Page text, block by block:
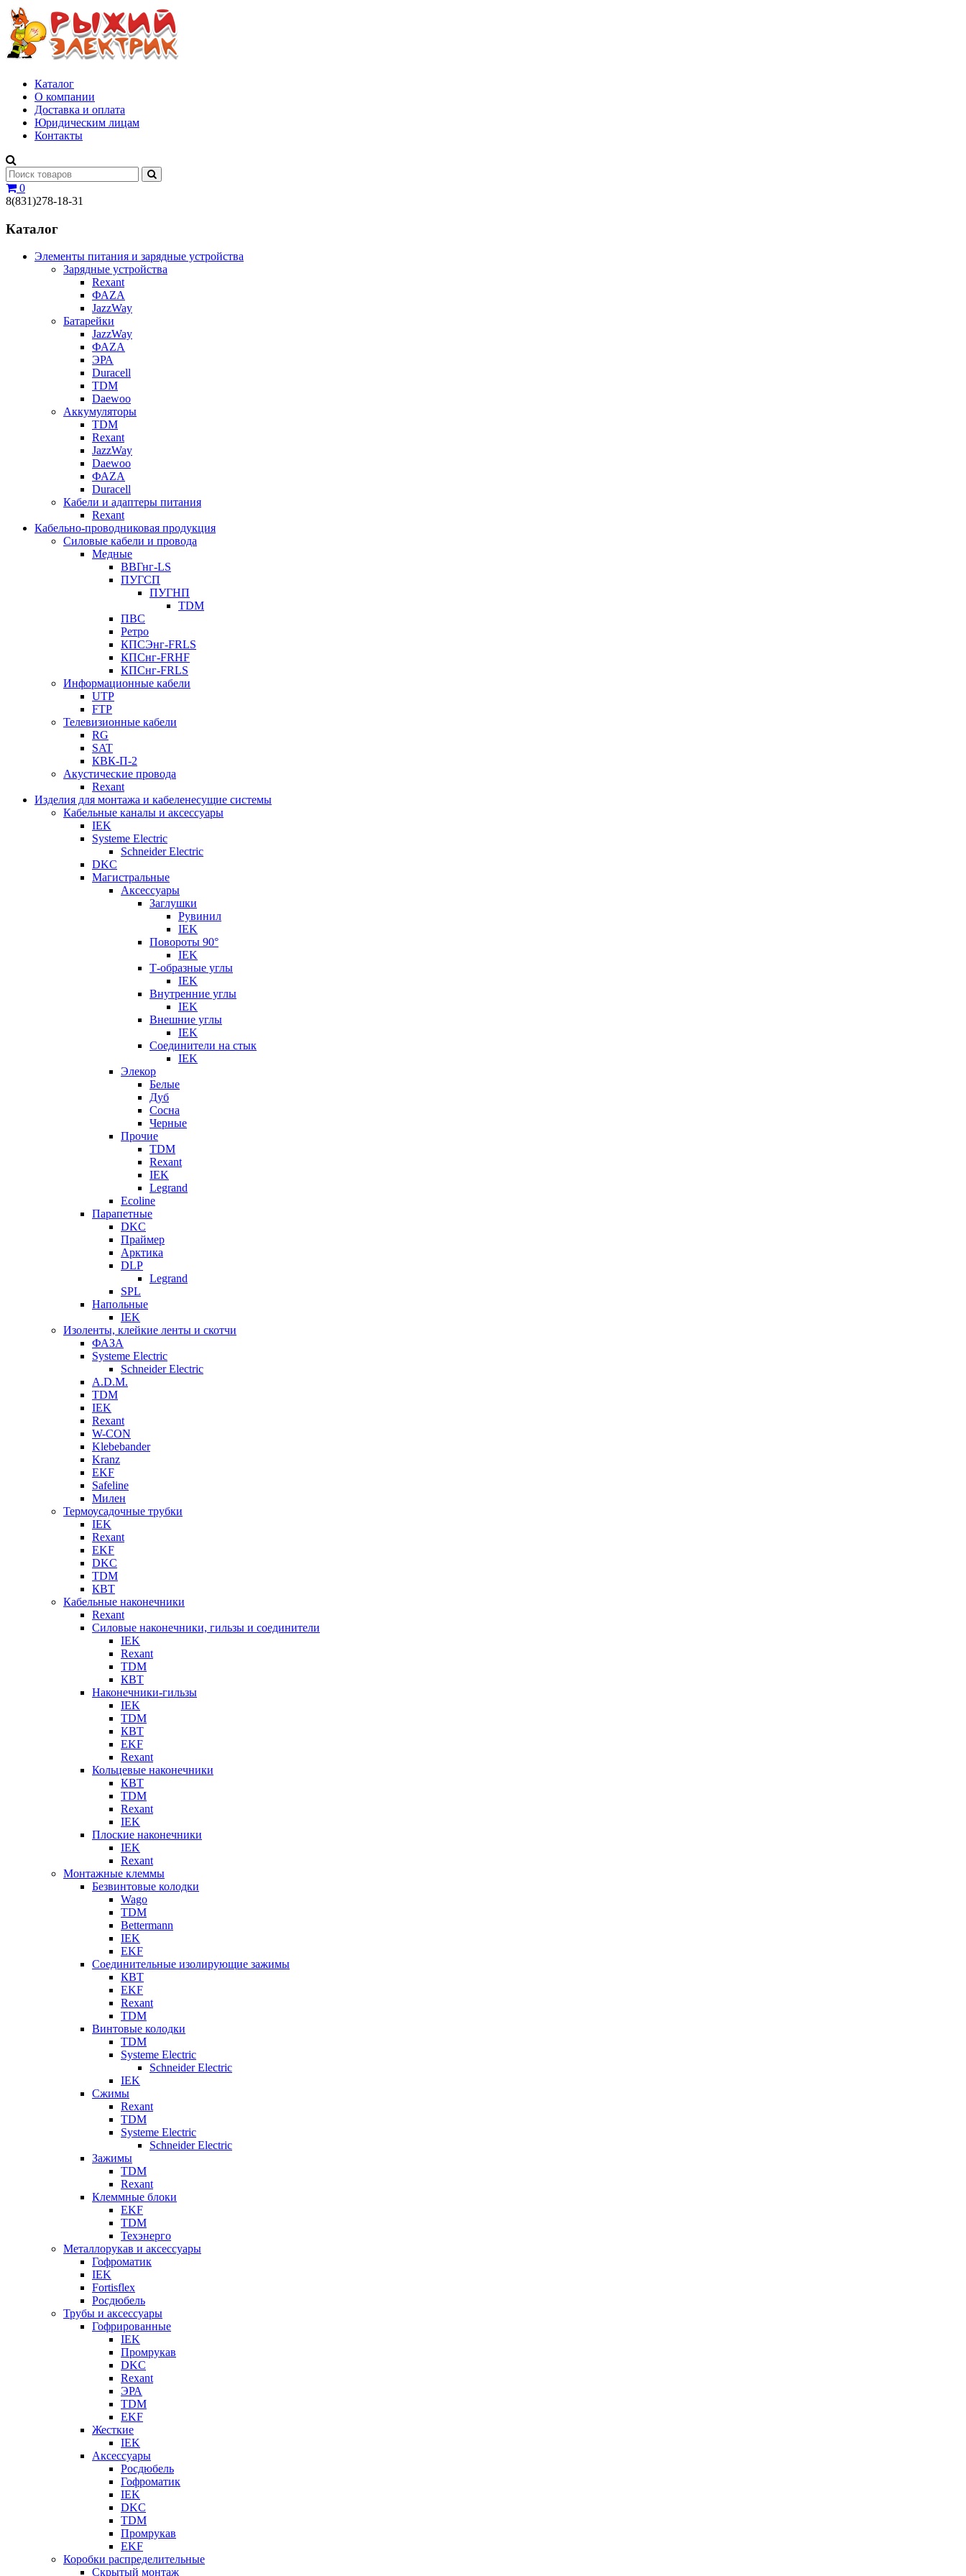
Каталог
О компании
Доставка и оплата
Юридическим лицам
Контакты
0
8(831)278-18-31
Каталог
Элементы питания и зарядные устройства
Зарядные устройства
Rexant
ФАZА
JazzWay
Батарейки
JazzWay
ФАZА
ЭРА
Duracell
TDM
Daewoo
Аккумуляторы
TDM
Rexant
JazzWay
Daewoo
ФАZА
Duracell
Кабели и адаптеры питания
Rexant
Кабельно-проводниковая продукция
Силовые кабели и провода
Медные
ВВГнг-LS
ПУГСП
ПУГНП
TDM
ПВС
Ретро
КПСЭнг-FRLS
КПСнг-FRHF
КПСнг-FRLS
Информационные кабели
UTP
FTP
Телевизионные кабели
RG
SAT
КВК-П-2
Акустические провода
Rexant
Изделия для монтажа и кабеленесущие системы
Кабельные каналы и аксессуары
IEK
Systeme Electric
Schneider Electric
DKC
Магистральные
Аксессуары
Заглушки
Рувинил
IEK
Повороты 90°
IEK
Т-образные углы
IEK
Внутренние углы
IEK
Внешние углы
IEK
Соединители на стык
IEK
Элекор
Белые
Дуб
Сосна
Черные
Прочие
TDM
Rexant
IEK
Legrand
Ecoline
Парапетные
DKC
Праймер
Арктика
DLP
Legrand
SPL
Напольные
IEK
Изоленты, клейкие ленты и скотчи
ФАЗА
Systeme Electric
Schneider Electric
A.D.M.
TDM
IEK
Rexant
W-CON
Klebebander
Kranz
EKF
Safeline
Милен
Термоусадочные трубки
IEK
Rexant
EKF
DKC
TDM
КВТ
Кабельные наконечники
Rexant
Силовые наконечники, гильзы и соединители
IEK
Rexant
TDM
КВТ
Наконечники-гильзы
IEK
TDM
КВТ
EKF
Rexant
Кольцевые наконечники
КВТ
TDM
Rexant
IEK
Плоские наконечники
IEK
Rexant
Монтажные клеммы
Безвинтовые колодки
Wago
TDM
Bettermann
IEK
EKF
Соединительные изолирующие зажимы
КВТ
EKF
Rexant
TDM
Винтовые колодки
TDM
Systeme Electric
Schneider Electric
IEK
Сжимы
Rexant
TDM
Systeme Electric
Schneider Electric
Зажимы
TDM
Rexant
Клеммные блоки
EKF
TDM
Техэнерго
Металлорукав и аксессуары
Гофроматик
IEK
Fortisflex
Росдюбель
Трубы и аксессуары
Гофрированные
IEK
Промрукав
DKC
Rexant
ЭРА
TDM
EKF
Жесткие
IEK
Аксессуары
Росдюбель
Гофроматик
IEK
DKC
TDM
Промрукав
EKF
Коробки распределительные
Скрытый монтаж